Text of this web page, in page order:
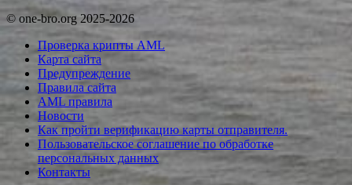
© one-bro.org 2025-2026
Проверка крипты AML
Карта сайта
Предупреждение
Правила сайта
AML правила
Новости
Как пройти верификацию карты отправителя.
Пользовательское соглашение по обработке
персональных данных
Контакты